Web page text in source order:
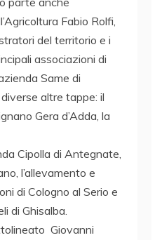
Fabio Rolfi,
del territorio e i
associazioni di
Same di
altre tappe: il
Gera d’Adda, la
Cipolla di Antegnate,
l’allevamento e
di Cologno al Serio e
di Ghisalba.
Giovanni